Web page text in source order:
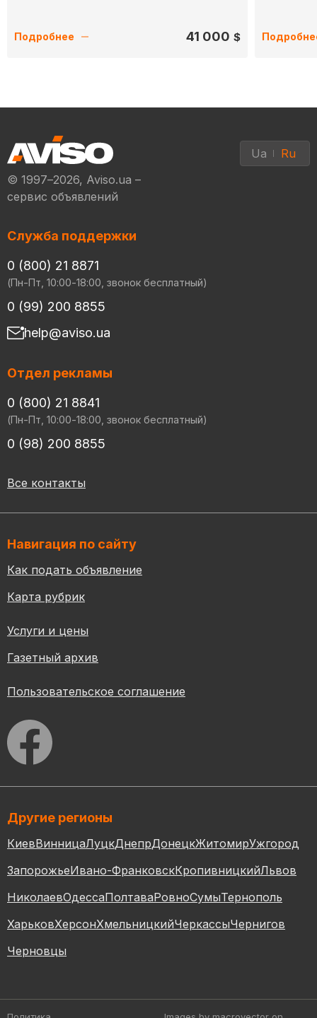
Подробнее 41 000 $
© 1997–2026, Aviso.ua –
сервис объявлений
Ua Ru
Служба поддержки
0 (800) 21 8871
(Пн-Пт, 10:00-18:00, звонок бесплатный)
0 (99) 200 8855
help@aviso.ua
Отдел рекламы
0 (800) 21 8841
(Пн-Пт, 10:00-18:00, звонок бесплатный)
0 (98) 200 8855
Все контакты
Навигация по сайту
Как подать объявление
Карта рубрик
Услуги и цены
Газетный архив
Пользовательское соглашение
Другие регионы
КиевВинницаЛуцкДнепрДонецкЖитомирУжгород
ЗапорожьеИвано-ФранковскКропивницкийЛьвов
НиколаевОдессаПолтаваРовноСумыТернополь
ХарьковХерсонХмельницкийЧеркассыЧернигов
Черновцы